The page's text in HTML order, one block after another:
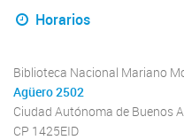
Horarios
Biblioteca Nacional Mariano
Agüero 2502
Ciudad Autónoma de Buenos
CP 1425EID